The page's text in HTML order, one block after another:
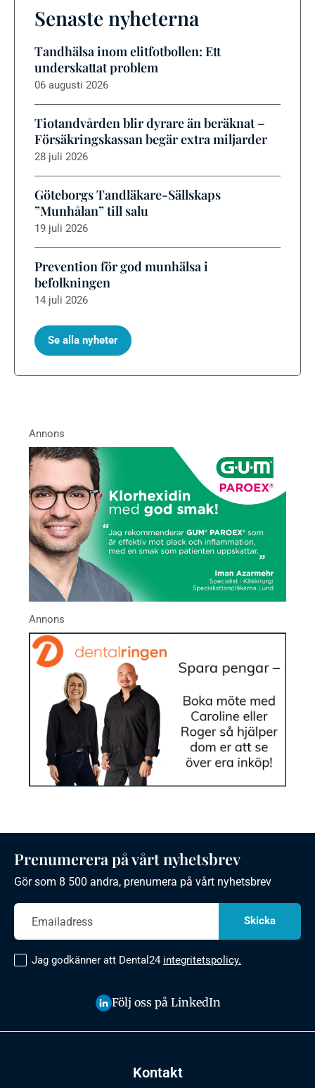
Senaste nyheterna
Tandhälsa inom elitfotbollen: Ett
underskattat problem
06 augusti 2026
Tiotandvården blir dyrare än beräknat –
Försäkringskassan begär extra miljarder
28 juli 2026
Göteborgs Tandläkare-Sällskaps
”Munhålan” till salu
19 juli 2026
Prevention för god munhälsa i
befolkningen
14 juli 2026
Se alla nyheter
Kontakt
Prenumerera på vårt nyhetsbrev
Gör som 8 500 andra, prenumera på vårt nyhetsbrev
Jag godkänner att Dental24 integritetspolicy.
Följ oss på LinkedIn